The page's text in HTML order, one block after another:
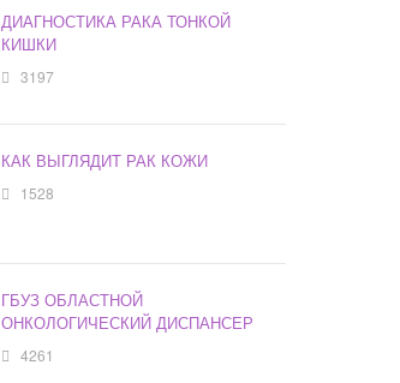
ДИАГНОСТИКА РАКА ТОНКОЙ
КИШКИ
3197
КАК ВЫГЛЯДИТ РАК КОЖИ
1528
ГБУЗ ОБЛАСТНОЙ
ОНКОЛОГИЧЕСКИЙ ДИСПАНСЕР
4261